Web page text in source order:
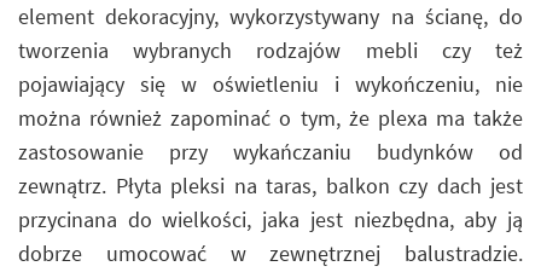
element dekoracyjny, wykorzystywany na ścianę, do
tworzenia wybranych rodzajów mebli czy też
pojawiający się w oświetleniu i wykończeniu, nie
można również zapominać o tym, że plexa ma także
zastosowanie przy wykańczaniu budynków od
zewnątrz. Płyta pleksi na taras, balkon czy dach jest
przycinana do wielkości, jaka jest niezbędna, aby ją
dobrze umocować w zewnętrznej balustradzie.